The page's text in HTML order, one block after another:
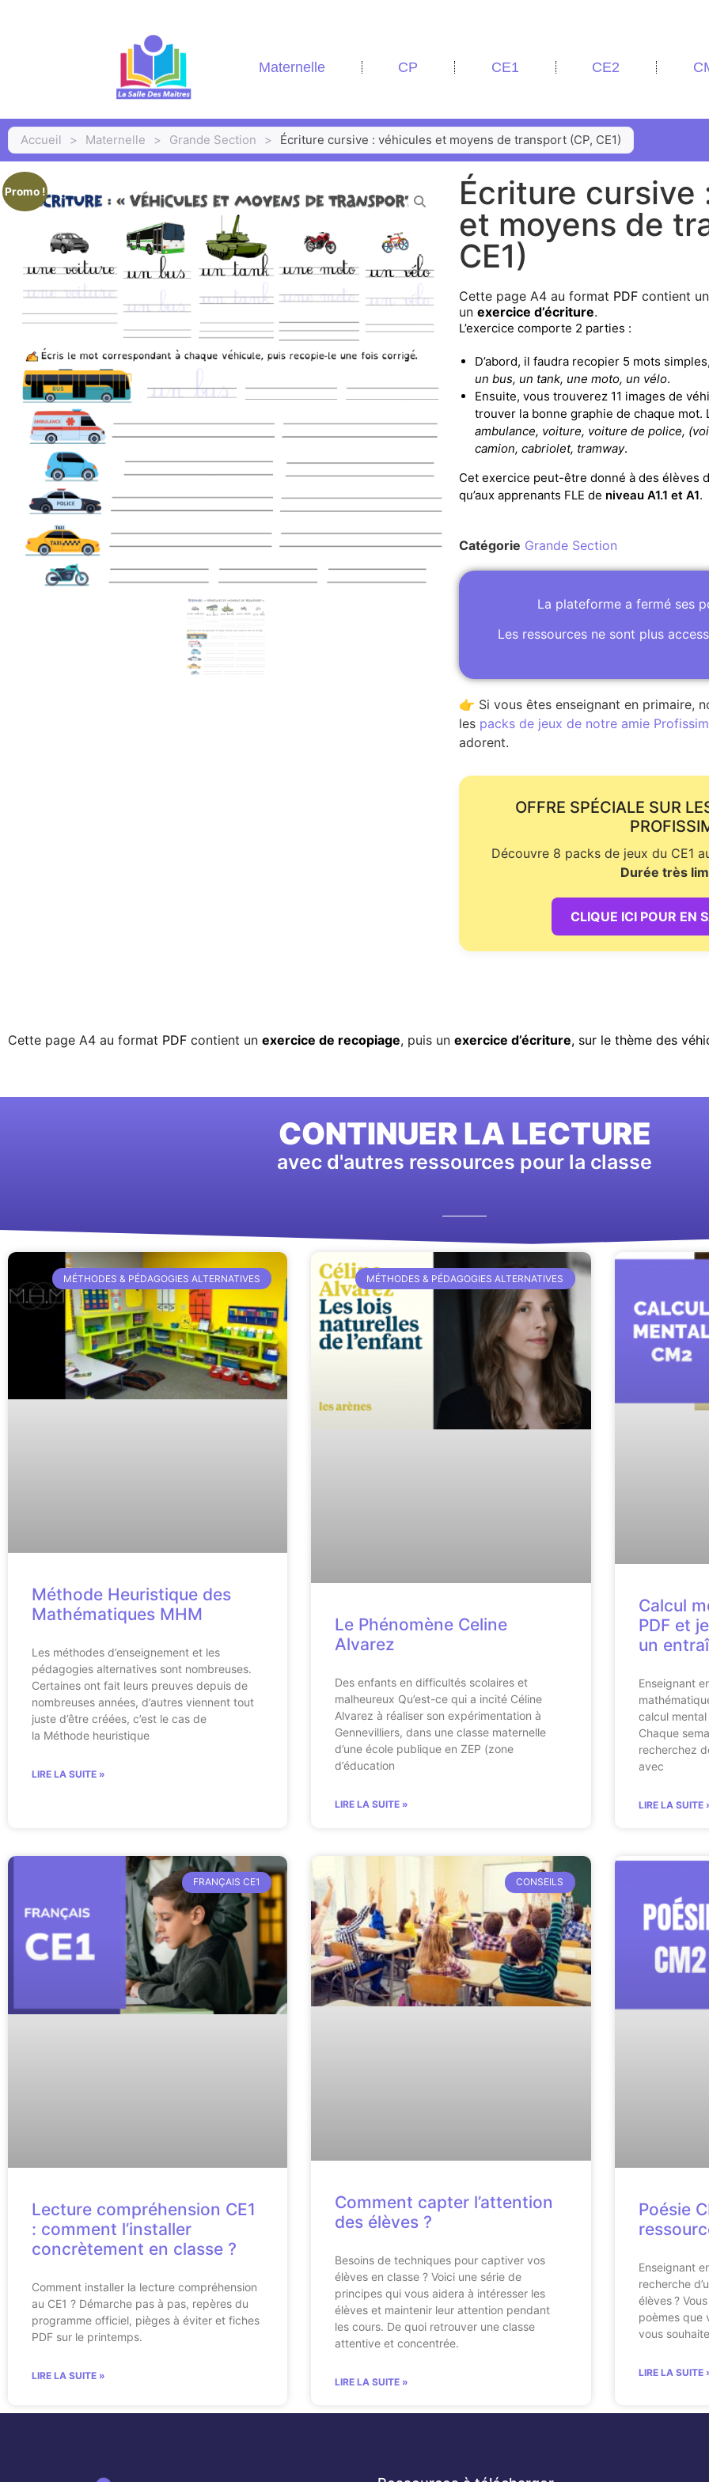
Maternelle CP CE1 CE2
Accueil > Maternelle > Grande Section > Écriture cursive : véhicules et moyens de transport (CP, CE1)
Promo !
Écriture cursive
et moyens de
CE1)
Cette page A4 au format PDF contient
un exercice d’écriture.
L’exercice comporte 2 parties :
D’abord, il faudra recopier 5 mots
un bus, un tank, une moto, un vélo.
Ensuite, vous trouverez 11 images de
trouver la bonne graphie de chaque
ambulance, voiture, voiture de police,
camion, cabriolet, tramway.
Cet exercice peut-être donné à des élèves
qu’aux apprenants FLE de niveau A1.1 et A1.
Catégorie Grande Section
La plateforme a fermé ses
Les ressources ne sont plus
👉 Si vous êtes enseignant en primaire,
les packs de jeux de notre amie
adorent.
OFFRE SPÉCIALE SUR
Découvre 8 packs de jeux du CE1
Durée très
CLIQUE ICI POUR EN
Cette page A4 au format PDF contient un exercice de recopiage, puis un exercice d’écriture, sur le thème des
CONTINUER LA LECTURE
avec d'autres ressources pour la classe
MÉTHODES & PÉDAGOGIES ALTERNATIVES
Méthode Heuristique des
Mathématiques MHM
Les méthodes d’enseignement et les
pédagogies alternatives sont nombreuses.
Certaines ont fait leurs preuves depuis de
nombreuses années, d’autres viennent tout
juste d’être créées, c’est le cas de
la Méthode heuristique
LIRE LA SUITE »
MÉTHODES & PÉDAGOGIES ALTERNATIVES
Le Phénomène Celine
Alvarez
Des enfants en difficultés scolaires et
malheureux Qu’est-ce qui a incité Céline
Alvarez à réaliser son expérimentation à
Gennevilliers, dans une classe maternelle
d’une école publique en ZEP (zone
d’éducation
LIRE LA SUITE »
Calcul
PDF et
un
Enseignant
calcul
Chaque
recherchez
avec
LIRE LA SUITE
FRANÇAIS CE1
Lecture compréhension CE1
: comment l’installer
concrètement en classe ?
Comment installer la lecture compréhension
au CE1 ? Démarche pas à pas, repères du
programme officiel, pièges à éviter et fiches
PDF sur le printemps.
LIRE LA SUITE »
CONSEILS
Comment capter l’attention
des élèves ?
Besoins de techniques pour captiver vos
élèves en classe ? Voici une série de
principes qui vous aidera à intéresser les
élèves et maintenir leur attention pendant
les cours. De quoi retrouver une classe
attentive et concentrée.
LIRE LA SUITE »
Poésie
Enseignant
recherche
élèves ?
poèmes que
vous
LIRE LA SUITE